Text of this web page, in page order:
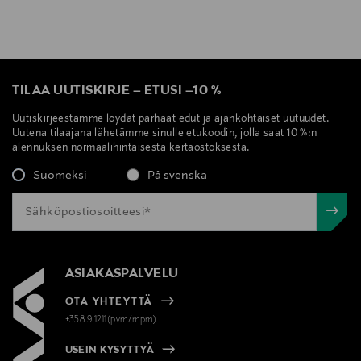
TILAA UUTISKIRJE – ETUSI –10 %
Uutiskirjeestämme löydät parhaat edut ja ajankohtaiset uutuudet.
Uutena tilaajana lähetämme sinulle etukoodin, jolla saat 10 %:n
alennuksen normaalihintaisesta kertaostoksesta.
Suomeksi På svenska
ASIAKASPALVELU
OTA YHTEYTTÄ
+358 9 1211(pvm/mpm)
USEIN KYSYTTYÄ